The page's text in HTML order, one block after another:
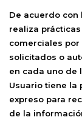
De acuerdo con
realiza
comerciales
solicitados o
en cada uno de
Usuario tiene la
expreso para
de la